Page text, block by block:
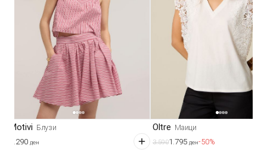
Motivi Блузи
3.290 ден
Oltre Маици
3.5901.795 ден-50%